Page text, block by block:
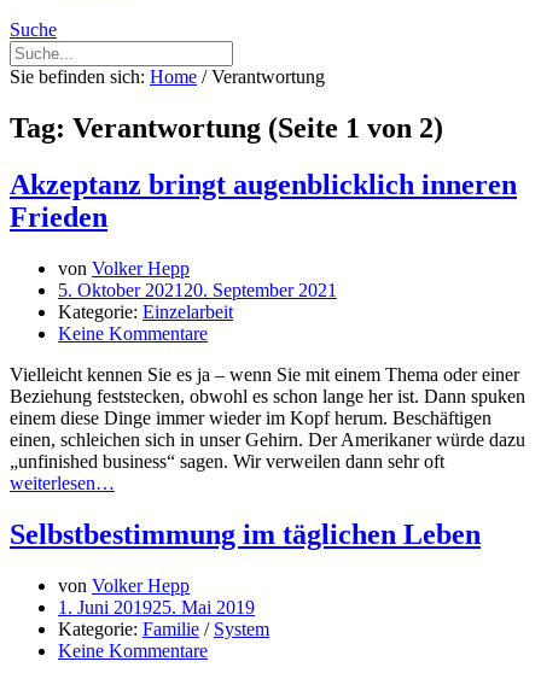
Suche
Sie befinden sich: Home / Verantwortung
Tag: Verantwortung (Seite 1 von 2)
Akzeptanz bringt augenblicklich inneren
Frieden
von Volker Hepp
5. Oktober 2021 20. September 2021
Kategorie: Einzelarbeit
Keine Kommentare
Vielleicht kennen Sie es ja – wenn Sie mit einem Thema oder einer
Beziehung feststecken, obwohl es schon lange her ist. Dann spuken
einem diese Dinge immer wieder im Kopf herum. Beschäftigen
einen, schleichen sich in unser Gehirn. Der Amerikaner würde dazu
„unfinished business“ sagen. Wir verweilen dann sehr oft
weiterlesen…
Selbstbestimmung im täglichen Leben
von Volker Hepp
1. Juni 201925. Mai 2019
Kategorie: Familie / System
Keine Kommentare